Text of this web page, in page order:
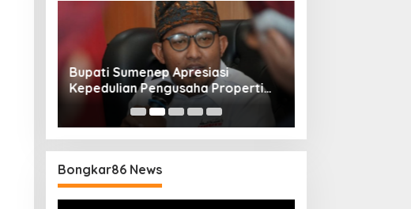
Bupati Sumenep Apresiasi
Kepedulian Pengusaha Properti
Bantu Korban Gempa
Bongkar86 News